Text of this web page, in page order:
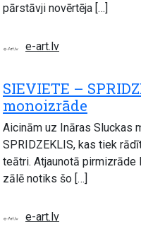
pārstāvji novērtēja […]
e-art.lv
SIEVIETE –
monoizrāde
Aicinām uz Ināras Sluckas
SPRIDZEKLIS, kas tiek
teātri. Atjaunotā pirmizrāde
zālē notiks šo […]
e-art.lv